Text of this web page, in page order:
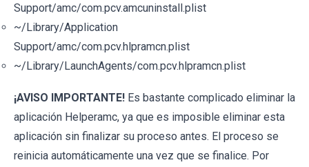
Support/amc/com.pcv.amcuninstall.plist
~/Library/Application
Support/amc/com.pcv.hlpramcn.plist
~/Library/LaunchAgents/com.pcv.hlpramcn.plist
¡AVISO IMPORTANTE! Es bastante complicado eliminar la
aplicación Helperamc, ya que es imposible eliminar esta
aplicación sin finalizar su proceso antes. El proceso se
reinicia automáticamente una vez que se finalice. Por